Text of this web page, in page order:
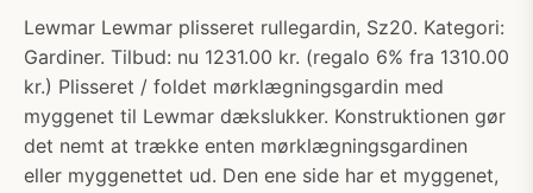
Lewmar Lewmar plisseret rullegardin, Sz20. Kategori:
Gardiner. Tilbud: nu 1231.00 kr. (regalo 6% fra 1310.00
kr.) Plisseret / foldet mørklægningsgardin med
myggenet til Lewmar dækslukker. Konstruktionen gør
det nemt at trække enten mørklægningsgardinen
eller myggenettet ud. Den ene side har et myggenet,